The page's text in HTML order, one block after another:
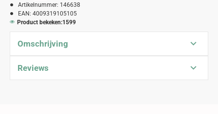
Artikelnummer: 146638
EAN: 4009319105105
Product bekeken:1599
Omschrijving
Reviews